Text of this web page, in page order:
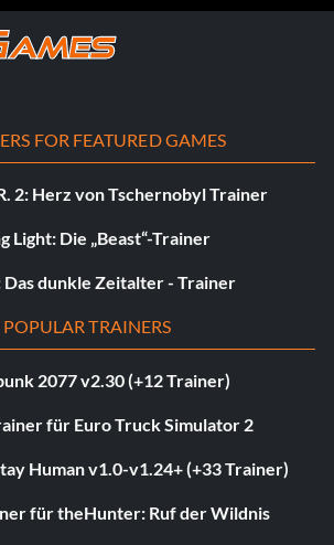
FOR FEATURED GAMES
2: Herz von Tschernobyl Trainer
Light: Die „Beast“-Trainer
Das dunkle Zeitalter - Trainer
POPULAR TRAINERS
2077 v2.30 (+12 Trainer)
für Euro Truck Simulator 2
Human v1.0-v1.24+ (+33 Trainer)
für theHunter: Ruf der Wildnis